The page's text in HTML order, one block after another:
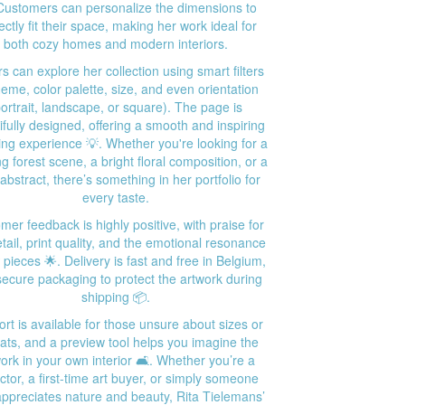
can personalize the dimensions to
fit their space, making her work ideal for
both cozy homes and modern interiors.
can explore her collection using smart filters
color palette, size, and even orientation
landscape, or square). The page is
designed, offering a smooth and inspiring
experience 💡. Whether you're looking for a
forest scene, a bright floral composition, or a
there’s something in her portfolio for
every taste.
feedback is highly positive, with praise for
print quality, and the emotional resonance
🌟. Delivery is fast and free in Belgium,
packaging to protect the artwork during
shipping 📦.
is available for those unsure about sizes or
and a preview tool helps you imagine the
in your own interior 🛋️. Whether you’re a
a first-time art buyer, or simply someone
nature and beauty, Rita Tielemans’